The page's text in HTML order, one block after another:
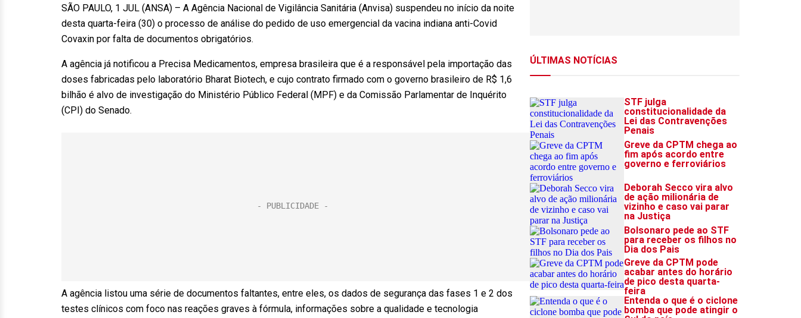
SÃO PAULO, 1 JUL (ANSA) – A Agência Nacional de Vigilância Sanitária (Anvisa) suspendeu no início da noite
desta quarta-feira (30) o processo de análise do pedido de uso emergencial da vacina indiana anti-Covid
Covaxin por falta de documentos obrigatórios.
A agência já notificou a Precisa Medicamentos, empresa brasileira que é a responsável pela importação das
doses fabricadas pelo laboratório Bharat Biotech, e cujo contrato firmado com o governo brasileiro de R$ 1,6
bilhão é alvo de investigação do Ministério Público Federal (MPF) e da Comissão Parlamentar de Inquérito
(CPI) do Senado.
A agência listou uma série de documentos faltantes, entre eles, os dados de segurança das fases 1 e 2 dos
testes clínicos com foco nas reações graves à fórmula, informações sobre a qualidade e tecnologia